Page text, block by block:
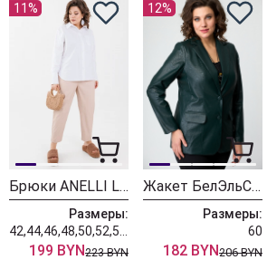
11%
Брюки ANELLI LAUREL 1223 бежевые тона
Размеры:
199 BYN223 BYN
12%
Жакет БелЭльСтиль 203 экокожа зелень
Размеры:
60
182 BYN206 BYN